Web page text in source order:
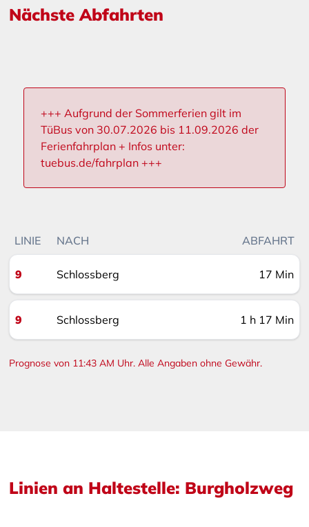
Nächste Abfahrten
+++ Aufgrund der Sommerferien gilt im
TüBus von 30.07.2026 bis 11.09.2026 der
Ferienfahrplan + Infos unter:
tuebus.de/fahrplan +++
LINIE NACH ABFAHRT
9 Schlossberg 17 Min
9 Schlossberg 1 h 17 Min
Prognose von 11:43 AM Uhr. Alle Angaben ohne Gewähr.
Linien an Haltestelle: Burgholzweg